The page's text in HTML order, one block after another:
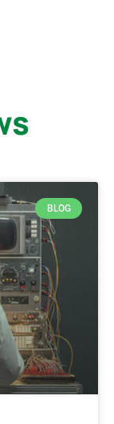
BLOG